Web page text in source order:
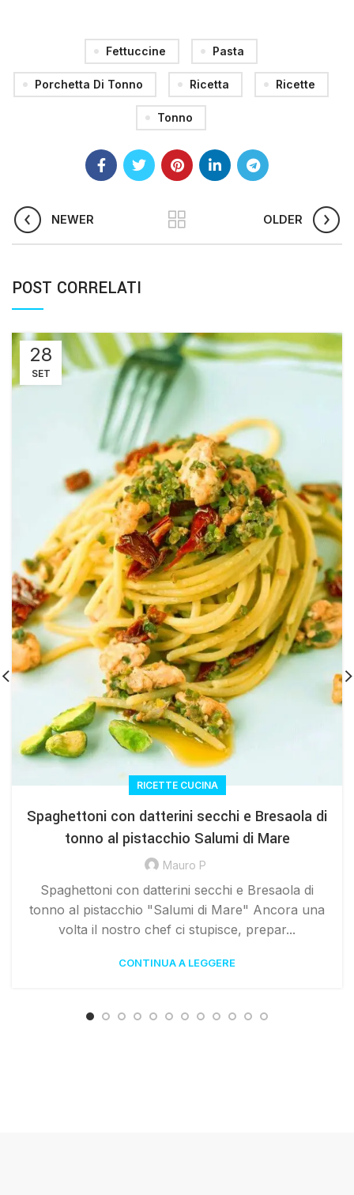
Fettuccine Pasta
Porchetta Di Tonno Ricetta Ricette
Tonno
NEWER OLDER
POST CORRELATI
28
SET
RICETTE CUCINA
Spaghettoni con datterini secchi e Bresaola di
tonno al pistacchio Salumi di Mare
Mauro P
Spaghettoni con datterini secchi e Bresaola di
tonno al pistacchio "Salumi di Mare" Ancora una
volta il nostro chef ci stupisce, prepar...
CONTINUA A LEGGERE